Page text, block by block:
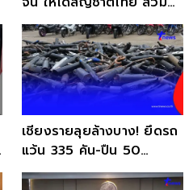
สิทธิแจ้งเกิดเท็จ
เชียงรายลุยล้างบาง! ยึดรถ
แว้น 335 คัน-ปืน 50
กระบอกคืนความสงบ